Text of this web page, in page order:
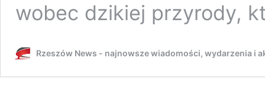
wobec dzikiej przyrody,
Rzeszów News - najnowsze wiadomości, wydarzenia i